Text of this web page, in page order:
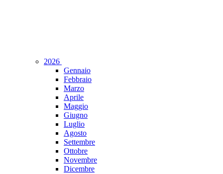
2026
Gennaio
Febbraio
Marzo
Aprile
Maggio
Giugno
Luglio
Agosto
Settembre
Ottobre
Novembre
Dicembre